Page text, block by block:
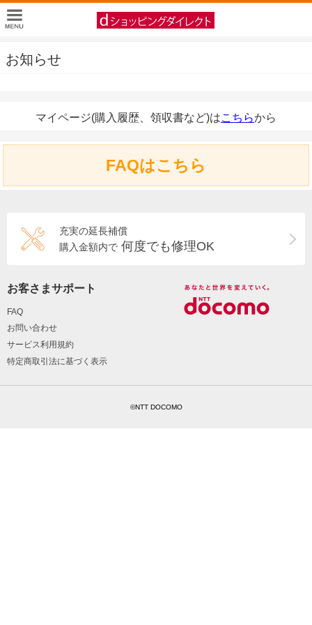
お知らせ
マイページ(購入履歴、領収書など)はこちらから
FAQはこちら
充実の延長補償
購入金額内で 何度でも修理OK
お客さまサポート
FAQ
お問い合わせ
サービス利用規約
特定商取引法に基づく表示
©NTT DOCOMO